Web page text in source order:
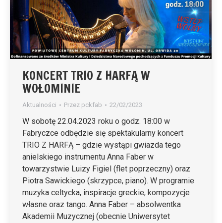
KONCERT TRIO Z HARFĄ W
WOŁOMINIE
Aktualności Przez pckfab 22/02/2023
W sobotę 22.04.2023 roku o godz. 18:00 w
Fabryczce odbędzie się spektakularny koncert
TRIO Z HARFĄ – gdzie wystąpi gwiazda tego
anielskiego instrumentu Anna Faber w
towarzystwie Luizy Figiel (flet poprzeczny) oraz
Piotra Sawickiego (skrzypce, piano). W programie
muzyka celtycka, inspiracje greckie, kompozycje
własne oraz tango. Anna Faber – absolwentka
Akademii Muzycznej (obecnie Uniwersytet